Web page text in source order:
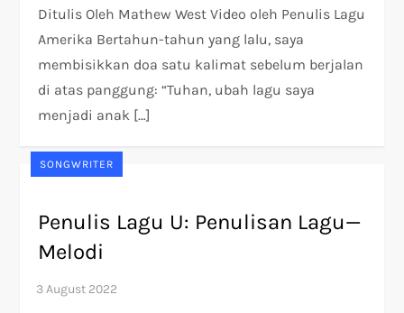
Ditulis Oleh Mathew West Video oleh Penulis Lagu
Amerika Bertahun-tahun yang lalu, saya
membisikkan doa satu kalimat sebelum berjalan
di atas panggung: “Tuhan, ubah lagu saya
menjadi anak […]
SONGWRITER
Penulis Lagu U: Penulisan Lagu—
Melodi